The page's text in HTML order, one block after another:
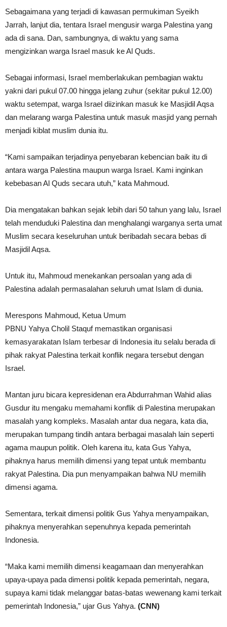
Sebagaimana yang terjadi di kawasan permukiman Syeikh
Jarrah, lanjut dia, tentara Israel mengusir warga Palestina yang
ada di sana. Dan, sambungnya, di waktu yang sama
mengizinkan warga Israel masuk ke Al Quds.
Sebagai informasi, Israel memberlakukan pembagian waktu
yakni dari pukul 07.00 hingga jelang zuhur (sekitar pukul 12.00)
waktu setempat, warga Israel diizinkan masuk ke Masjidil Aqsa
dan melarang warga Palestina untuk masuk masjid yang pernah
menjadi kiblat muslim dunia itu.
“Kami sampaikan terjadinya penyebaran kebencian baik itu di
antara warga Palestina maupun warga Israel. Kami inginkan
kebebasan Al Quds secara utuh,” kata Mahmoud.
Dia mengatakan bahkan sejak lebih dari 50 tahun yang lalu, Israel
telah menduduki Palestina dan menghalangi warganya serta umat
Muslim secara keseluruhan untuk beribadah secara bebas di
Masjidil Aqsa.
Untuk itu, Mahmoud menekankan persoalan yang ada di
Palestina adalah permasalahan seluruh umat Islam di dunia.
Merespons Mahmoud, Ketua Umum
PBNU Yahya Cholil Staquf memastikan organisasi
kemasyarakatan Islam terbesar di Indonesia itu selalu berada di
pihak rakyat Palestina terkait konflik negara tersebut dengan
Israel.
Mantan juru bicara kepresidenan era Abdurrahman Wahid alias
Gusdur itu mengaku memahami konflik di Palestina merupakan
masalah yang kompleks. Masalah antar dua negara, kata dia,
merupakan tumpang tindih antara berbagai masalah lain seperti
agama maupun politik. Oleh karena itu, kata Gus Yahya,
pihaknya harus memilih dimensi yang tepat untuk membantu
rakyat Palestina. Dia pun menyampaikan bahwa NU memilih
dimensi agama.
Sementara, terkait dimensi politik Gus Yahya menyampaikan,
pihaknya menyerahkan sepenuhnya kepada pemerintah
Indonesia.
“Maka kami memilih dimensi keagamaan dan menyerahkan
upaya-upaya pada dimensi politik kepada pemerintah, negara,
supaya kami tidak melanggar batas-batas wewenang kami terkait
pemerintah Indonesia,” ujar Gus Yahya. (CNN)